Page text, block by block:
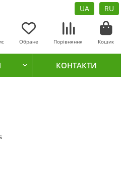
UA RU
Обране Порівняння Кошик
КОНТАКТИ